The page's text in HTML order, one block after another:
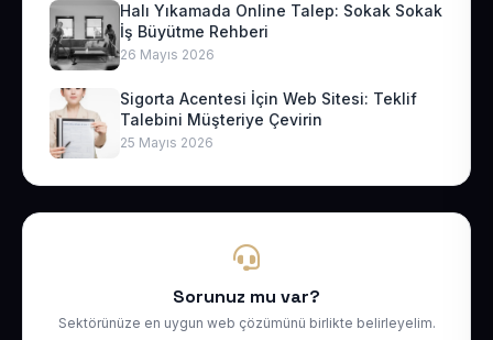
Halı Yıkamada Online Talep: Sokak Sokak
İş Büyütme Rehberi
26 Mayıs 2026
Sigorta Acentesi İçin Web Sitesi: Teklif
Talebini Müşteriye Çevirin
25 Mayıs 2026
Sorunuz mu var?
Sektörünüze en uygun web çözümünü birlikte belirleyelim.